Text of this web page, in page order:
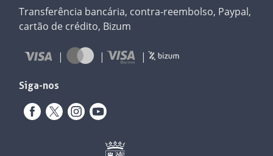
Transferência bancária, contra-reembolso, Paypal,
cartão de crédito, Bizum
Siga-nos